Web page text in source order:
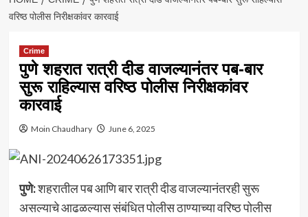
वरिष्ठ पोलीस निरीक्षकांवर कारवाई
Crime
पुणे शहरात रात्री दीड वाजल्यानंतर पब-बार
सुरू राहिल्यास वरिष्ठ पोलीस निरीक्षकांवर
कारवाई
Moin Chaudhary June 6, 2025
पुणे:शहरातील पब आणि बार रात्री दीड वाजल्यानंतरही सुरू
असल्याचे आढळल्यास संबंधित पोलीस ठाण्याच्या वरिष्ठ पोलीस